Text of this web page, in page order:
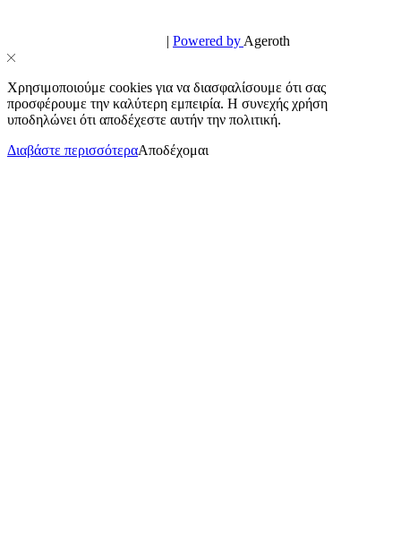
| Powered by Ageroth
Χρησιμοποιούμε cookies για να διασφαλίσουμε ότι σας
προσφέρουμε την καλύτερη εμπειρία. Η συνεχής χρήση
υποδηλώνει ότι αποδέχεστε αυτήν την πολιτική.
Διαβάστε περισσότεραΑποδέχομαι